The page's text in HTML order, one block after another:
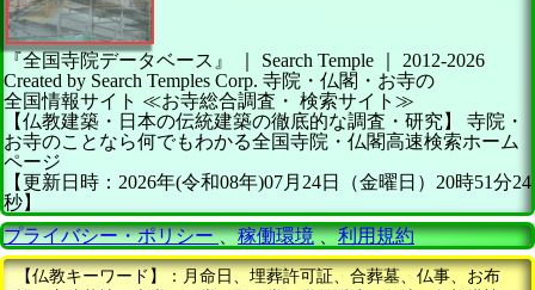
『全国寺院データベース』 ｜ Search Temple
2012-2026
Created by Search Temples Corp. 寺院・仏閣・お寺の
全国情報サイト ≪お寺総合調査・ 検索サイト≫
【仏教建築・日本の伝統建築の徹底的な調査・研究】
寺院・
お寺のことなら何でもわかる全国寺院・仏閣高速検索ホーム
ページ
【更新日時：2026年(令和08年)07月24日（金曜日）20時51分24
秒】
プライバシー・ポリシー、稼働環境、利用規約
【仏教キーワード】：月命日、埋葬許可証、合葬墓、仏事、お布